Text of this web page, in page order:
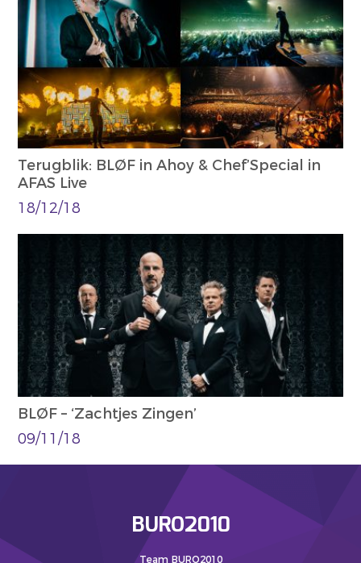
Terugblik: BLØF in Ahoy & Chef’Special in
AFAS Live
18/12/18
BLØF – ‘Zachtjes Zingen’
09/11/18
BURO2010
Team BURO2010